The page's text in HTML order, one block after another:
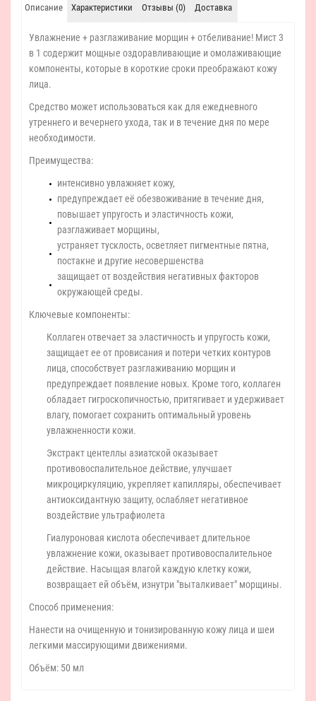
Описание Характеристики Отзывы (0) Доставка
Увлажнение + разглаживание морщин + отбеливание! Мист 3
в 1 содержит мощные оздоравливающие и омолаживающие
компоненты, которые в короткие сроки преображают кожу
лица.
Средство может использоваться как для ежедневного
утреннего и вечернего ухода, так и в течение дня по мере
необходимости.
Преимущества:
интенсивно увлажняет кожу,
предупреждает её обезвоживание в течение дня,
повышает упругость и эластичность кожи,
разглаживает морщины,
устраняет тусклость, осветляет пигментные пятна,
постакне и другие несовершенства
защищает от воздействия негативных факторов
окружающей среды.
Ключевые компоненты:
Коллаген отвечает за эластичность и упругость кожи,
защищает ее от провисания и потери четких контуров
лица, способствует разглаживанию морщин и
предупреждает появление новых. Кроме того, коллаген
обладает гигроскопичностью, притягивает и удерживает
влагу, помогает сохранить оптимальный уровень
увлажненности кожи.
Экстракт центеллы азиатской оказывает
противовоспалительное действие, улучшает
микроциркуляцию, укрепляет капилляры, обеспечивает
антиоксидантную защиту, ослабляет негативное
воздействие ультрафиолета
Гиалуроновая кислота обеспечивает длительное
увлажнение кожи, оказывает противовоспалительное
действие. Насыщая влагой каждую клетку кожи,
возвращает ей объём, изнутри "выталкивает" морщины.
Способ применения:
Нанести на очищенную и тонизированную кожу лица и шеи
легкими массирующими движениями.
Объём: 50 мл